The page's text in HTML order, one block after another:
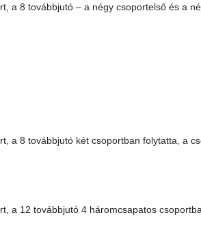
a 8 továbbjutó – a négy csoportelső és a
a 8 továbbjutó két csoportban folytatta, a
a 12 továbbjutó 4 háromcsapatos